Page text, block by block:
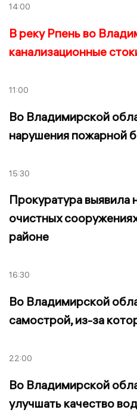
14:00
В реку Рпень во
канализационные
11:00
Во Владимирской
нарушения пожарной
15:30
Прокуратура выявила
очистных
районе
16:30
Во Владимирской
самострой, из-за
22:00
Во Владимирской
улучшать качество